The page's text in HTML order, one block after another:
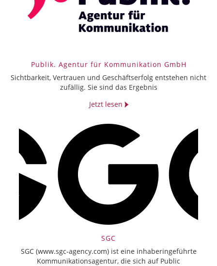
Publik. Agentur für Kommunikation GmbH
Sichtbarkeit, Vertrauen und Geschäftserfolg entstehen nicht
zufällig. Sie sind das Ergebnis
Jetzt lesen
SGC
SGC (www.sgc-agency.com) ist eine inhaberingeführte
Kommunikationsagentur, die sich auf Public